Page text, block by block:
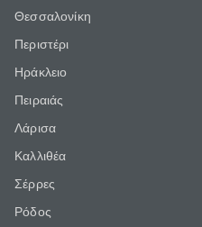
Θεσσαλονίκη
Περιστέρι
Ηράκλειο
Πειραιάς
Λάρισα
Καλλιθέα
Σέρρες
Ρόδος